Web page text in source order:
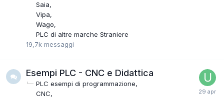
Saia
Vipa
Wago
PLC di altre marche Straniere
19,7k messaggi
Esempi PLC - CNC e Didattica
PLC esempi di programmazione
CNC